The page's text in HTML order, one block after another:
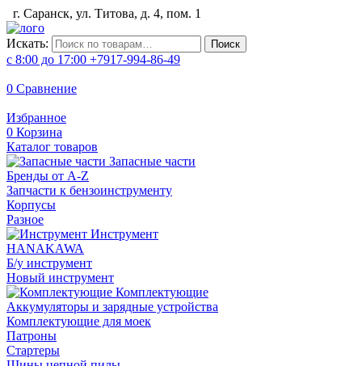
г. Саранск, ул. Титова, д. 4, пом. 1
Искать: Поиск
с 8:00 до 17:00 +7917-994-86-49
0 Сравнение
Избранное
0 Корзина
Каталог товаров
Запасные части
Бренды от A-Z
Запчасти к бензоинструменту
Корпусы
Разное
Инструмент
HANAKAWA
Б/у инструмент
Новый инструмент
Комплектующие
Аккумуляторы и зарядные устройства
Комплектующие для моек
Патроны
Стартеры